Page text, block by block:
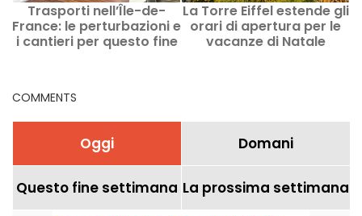
Trasporti nell’Île-de-
France: le perturbazioni e
i cantieri per questo fine
La Torre Eiffel estende gli
orari di apertura per le
vacanze di Natale
COMMENTS
Oggi Domani
Questo fine settimana La prossima settimana